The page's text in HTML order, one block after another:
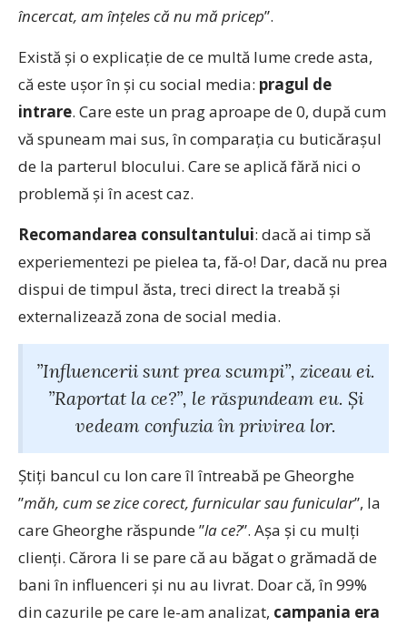
încercat, am înțeles că nu mă pricep”.
Există și o explicație de ce multă lume crede asta,
că este ușor în și cu social media: pragul de
intrare. Care este un prag aproape de 0, după cum
vă spuneam mai sus, în comparația cu buticărașul
de la parterul blocului. Care se aplică fără nici o
problemă și în acest caz.
Recomandarea consultantului: dacă ai timp să
experiementezi pe pielea ta, fă-o! Dar, dacă nu prea
dispui de timpul ăsta, treci direct la treabă și
externalizează zona de social media.
”Influencerii sunt prea scumpi”, ziceau ei.
”Raportat la ce?”, le răspundeam eu. Și
vedeam confuzia în privirea lor.
Știți bancul cu Ion care îl întreabă pe Gheorghe
”măh, cum se zice corect, furnicular sau funicular”, la
care Gheorghe răspunde ”la ce?”. Așa și cu mulți
clienți. Cărora li se pare că au băgat o grămadă de
bani în influenceri și nu au livrat. Doar că, în 99%
din cazurile pe care le-am analizat, campania era